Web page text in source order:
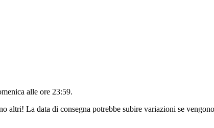
alle ore 23:59.
altri! La data di consegna potrebbe subire variazioni se